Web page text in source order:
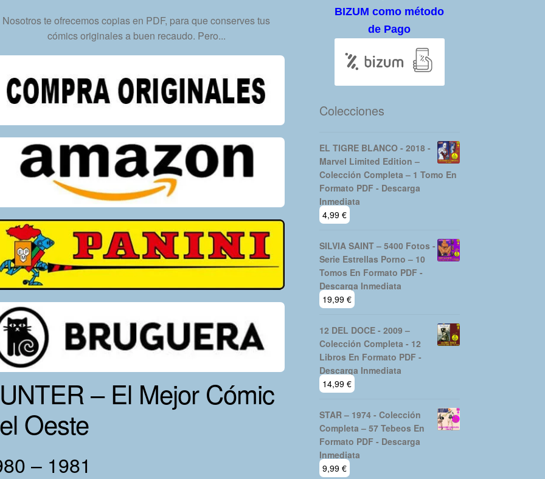
Formato
PDF
–
Inmediata
cantidad
Nosotros te ofrecemos copias en PDF, para que conserves tus
cómics originales a buen recaudo. Pero...
– El Mejor Cómic
Oeste
– 1981
BIZUM como método
de Pago
Colecciones
EL TIGRE BLANCO - 2018 -
Marvel Limited Edition –
Colección Completa – 1 Tomo En
Formato PDF - Descarga
Inmediata
4,99 €
SILVIA SAINT – 5400 Fotos -
Serie Estrellas Porno – 10
Tomos En Formato PDF -
Descarga Inmediata
19,99 €
12 DEL DOCE - 2009 –
Colección Completa - 12
Libros En Formato PDF -
Descarga Inmediata
14,99 €
STAR – 1974 - Colección
Completa – 57 Tebeos En
Formato PDF - Descarga
Inmediata
9,99 €